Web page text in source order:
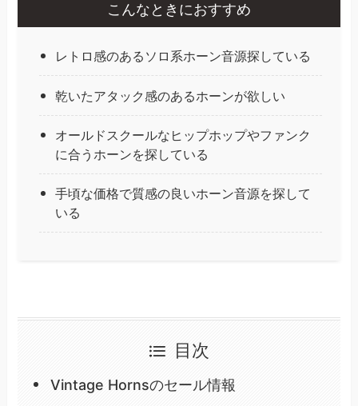
こんなときにおすすめ
レトロ感のあるソロ系ホーン音源探している
乾いたアタック感のあるホーンが欲しい
オールドスクールなヒップホップやファンク
に合うホーンを探している
手頃な価格で質感の良いホーン音源を探して
いる
目次
Vintage Hornsのセール情報